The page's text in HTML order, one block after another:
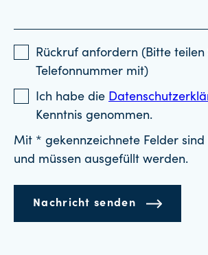
Rückruf anfordern (Bitte teilen
Telefonnummer mit)
Ich habe die
Kenntnis genommen.
Mit * gekennzeichnete Felder
und müssen ausgefüllt werden.
Nachricht senden